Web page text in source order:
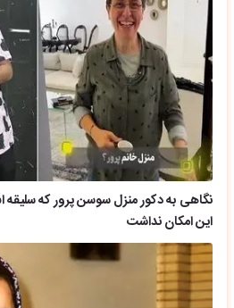
نگاهی به دکور منزل سوسن پرور که سلیقه
این امکان نداشت